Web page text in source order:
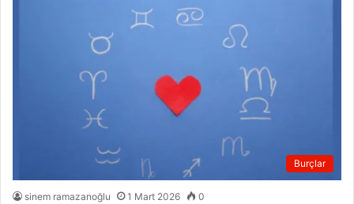
Burçlar
sinem ramazanoğlu 1 Mart 2026 0